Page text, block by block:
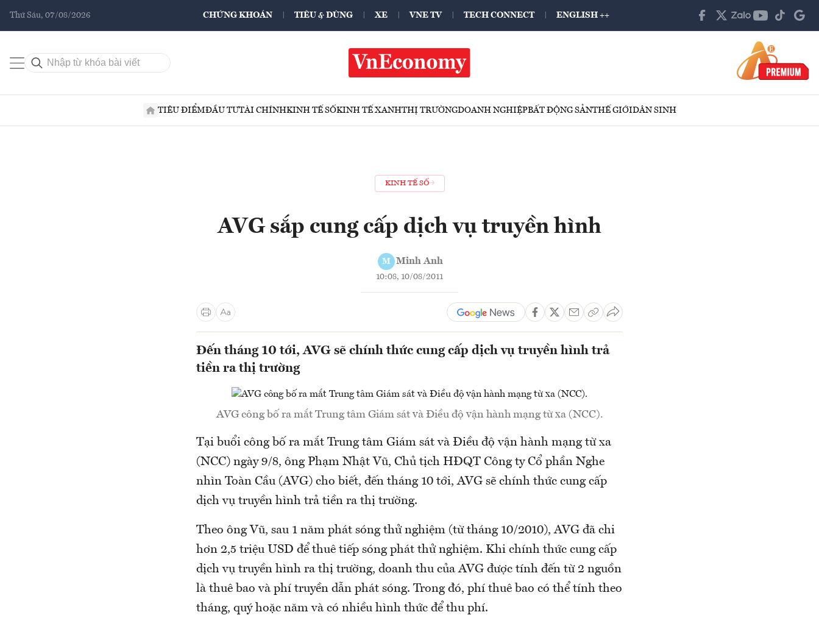
Thứ Sáu, 07/08/2026 CHỨNG KHOÁN TIÊU & DÙNG XE VNE TV TECH CONNECT ENGLISH ++
TIÊU ĐIỂMĐẦU TƯTÀI CHÍNHKINH TẾ SỐKINH TẾ XANHTHỊ TRƯỜNGDOANH NGHIỆPBẤT ĐỘNG SẢNTHẾ GIỚIDÂN SINH
KINH TẾ SỐ
AVG sắp cung cấp dịch vụ truyền hình
M Minh Anh
10:08, 10/08/2011
Đến tháng 10 tới, AVG sẽ chính thức cung cấp dịch vụ truyền hình trả
tiền ra thị trường
AVG công bố ra mắt Trung tâm Giám sát và Điều độ vận hành mạng từ xa (NCC).
Tại buổi công bố ra mắt Trung tâm Giám sát và Điều độ vận hành mạng từ xa
(NCC) ngày 9/8, ông Phạm Nhật Vũ, Chủ tịch HĐQT Công ty Cổ phần Nghe
nhìn Toàn Cầu (AVG) cho biết, đến tháng 10 tới, AVG sẽ chính thức cung cấp
dịch vụ truyền hình trả tiền ra thị trường.
Theo ông Vũ, sau 1 năm phát sóng thử nghiệm (từ tháng 10/2010), AVG đã chi
hơn 2,5 triệu USD để thuê tiếp sóng phát thử nghiệm. Khi chính thức cung cấp
dịch vụ truyền hình ra thị trường, doanh thu của AVG được tính đến từ 2 nguồn
là thuê bao và phí truyền dẫn phát sóng. Trong đó, phí thuê bao có thể tính theo
tháng, quý hoặc năm và có nhiều hình thức để thu phí.